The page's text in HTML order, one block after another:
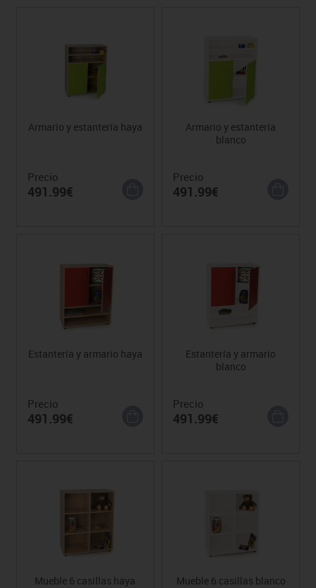
Armario y estantería haya
Precio
491.99€
Armario y estantería
blanco
Precio
491.99€
Estantería y armario haya
Precio
491.99€
Estantería y armario
blanco
Precio
491.99€
Mueble 6 casillas haya Mueble 6 casillas blanco